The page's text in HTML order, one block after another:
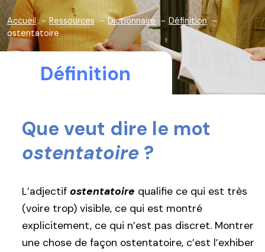
Accueil Ressources Dictionnaire
Définition
ostentatoire
Définition
Que veut dire le mot
ostentatoire ?
L’adjectif ostentatoire qualifie ce qui est très
(voire trop) visible, ce qui est montré
explicitement, ce qui n’est pas discret. Montrer
une chose de façon ostentatoire, c’est l’exhiber